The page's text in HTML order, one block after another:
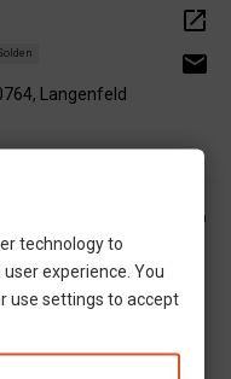
Langenfeld
open_in_new
email
53721
call
technology to
experience. You
use settings to accept